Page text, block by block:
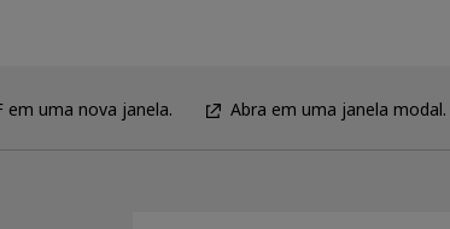
em uma nova janela. Abra em uma janela modal.